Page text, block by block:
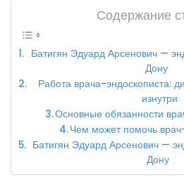
Содержание
Батигян Эдуард Арсенович —
Дону
Работа врача-эндоскописта:
изнутри
Основные обязанности
Чем может помочь
Батигян Эдуард Арсенович —
Дону